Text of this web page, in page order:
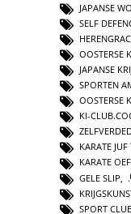
JAPANSE
SELF
OOSTERSE
JAPANSE
SPORTEN
OOSTERSE
KI-
KARATE
KARATE
GELE SLIP
SPORT